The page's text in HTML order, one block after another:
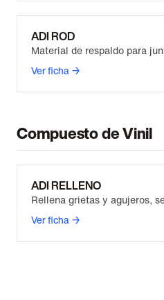
ADI ROD
Material de respaldo para
Ver ficha →
Compuesto de Vinil
ADI RELLENO
Rellena grietas y agujeros,
Ver ficha →